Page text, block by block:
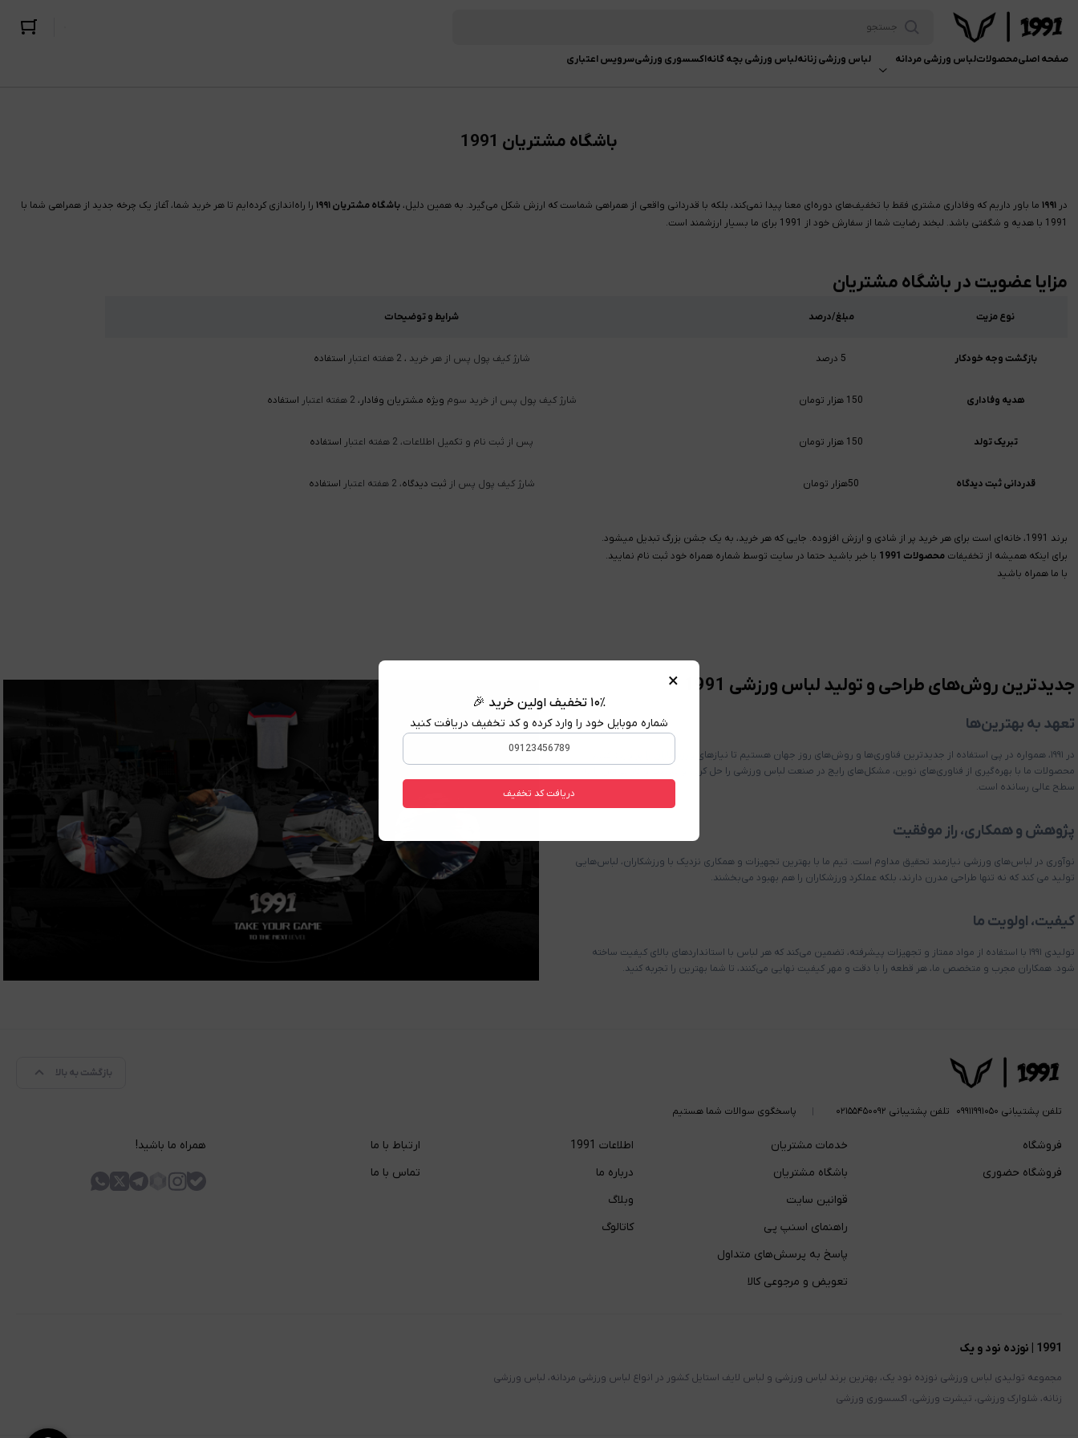
صفحه اصلیمحصولاتلباس ورزشی مردانه لباس ورزشی زنانهلباس ورزشی بچه گانهاکسسوری ورزشیسرویس اعتباری
باشگاه مشتریان 1991
در۱۹۹۱ ما باور داریم که وفاداری مشتری فقط با تخفیف‌های دوره‌ای معنا پیدا نمی‌کند، بلکه با قدردانی واقعی از همراهی شماست که ارزش شکل می‌گیرد. به همین دلیل،باشگاه مشتریان ۱۹۹۱
را راه‌اندازی کرده‌ایم تا هر خرید شما، آغاز یک چرخه جدید از همراهی شما با
1991 با هدیه و شگفتی باشد. لبخند رضایت شما از سفارش خود از 1991 برای ما بسیار ارزشمند است.
مزایا عضویت در باشگاه مشتریان
نوع مزیت مبلغ/درصد شرایط و توضیحات
بازگشت وجه خودکار 5 درصد شارژ کیف پول پس از هر خرید ، 2 هفته اعتبار استفاده
هدیه وفاداری 150 هزار تومان شارژ کیف پول پس از خرید سوم ویژه مشتریان وفادار، 2 هفته اعتبار استفاده
تبریک تولد 150 هزار تومان پس از ثبت نام و تکمیل اطلاعات، 2 هفته اعتبار استفاده
قدردانی ثبت دیدگاه 50هزار تومان شارژ کیف پول پس از ثبت دیدگاه، 2 هفته اعتبار استفاده
برند 1991، خانه‌ای است برای هر خرید پر از شادی و ارزش افزوده. جایی که هر خرید، به یک جشن بزرگ تبدیل میشود.
برای اینکه همیشه از تخفیفاتمحصولات 1991
با خبر باشید حتما در سایت توسط شماره همراه خود ثبت نام نمایید.
با ما همراه باشید
جدیدترین روش‌های طراحی و تولید لباس ورزشی 1991
تعهد به بهترین‌ها
در ۱۹۹۱، همواره در پی استفاده از جدیدترین فناوری‌ها و روش‌های روز جهان هستیم تا نیازهای ورزشکاران را برآورده کنیم.
محصولات ما با بهره‌گیری از فناوری‌های نوین، مشکل‌های رایج در صنعت لباس ورزشی را حل کرده و کیفیت و کارایی‌اش را به
سطح عالی رسانده است.
پژوهش و همکاری، راز موفقیت
نوآوری در لباس‌های ورزشی نیازمند تحقیق مداوم است. تیم ما با بهترین تجهیزات و همکاری نزدیک با ورزشکاران، لباس‌هایی
تولید می کند که نه تنها طراحی مدرن دارند، بلکه عملکرد ورزشکاران را هم بهبود می‌بخشند.
کیفیت، اولویت ما
تولیدی ۱۹۹۱ با استفاده از مواد ممتاز و تجهیزات پیشرفته، تضمین می‌کند که هر لباس با استانداردهای بالای کیفیت ساخته
شود. همکاران مجرب و متخصص ما، هر قطعه را با دقت و مهر کیفیت نهایی می‌کنند، تا شما بهترین را تجربه کنید.
بازگشت به بالا
تلفن پشتیبانی ۰۹۹۱۱۹۹۱۰۵۰ تلفن پشتیبانی ۰۲۱۵۵۴۵۰۰۹۲ پاسخگوی سوالات شما هستیم
فروشگاه
فروشگاه حضوری
خدمات مشتریان
باشگاه مشتریان
قوانین سایت
راهنمای اسنپ پی
پاسخ به پرسش‌های متداول
تعویض و مرجوعی کالا
اطلاعات 1991
درباره ما
وبلاگ
کاتالوگ
ارتباط با ما
تماس با ما
همراه ما باشید!
1991 | نوزده نود و یک
مجموعه تولیدی لباس ورزشی نوزده نود یک، بهترین برند لباس ورزشی و لباس لایف استایل کشور در انواع لباس ورزشی مردانه، لباس ورزشی
زنانه، شلوارک ورزشی، تیشرت ورزشی، اکسسوری ورزشی
×
۱۰٪ تخفیف اولین خرید 🎉
شماره موبایل خود را وارد کرده و کد تخفیف دریافت کنید
دریافت کد تخفیف